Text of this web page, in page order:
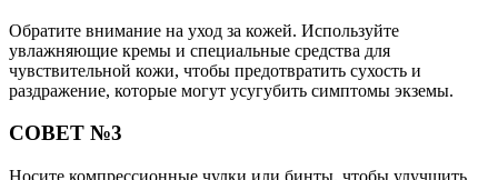
Обратите внимание на уход за кожей. Используйте
увлажняющие кремы и специальные средства для
чувствительной кожи, чтобы предотвратить сухость и
раздражение, которые могут усугубить симптомы экземы.
СОВЕТ №3
Носите компрессионные чулки или бинты, чтобы улучшить